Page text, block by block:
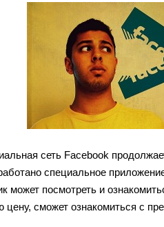
сеть Facebook
специальное
может посмотреть и
сможет ознакомиться с